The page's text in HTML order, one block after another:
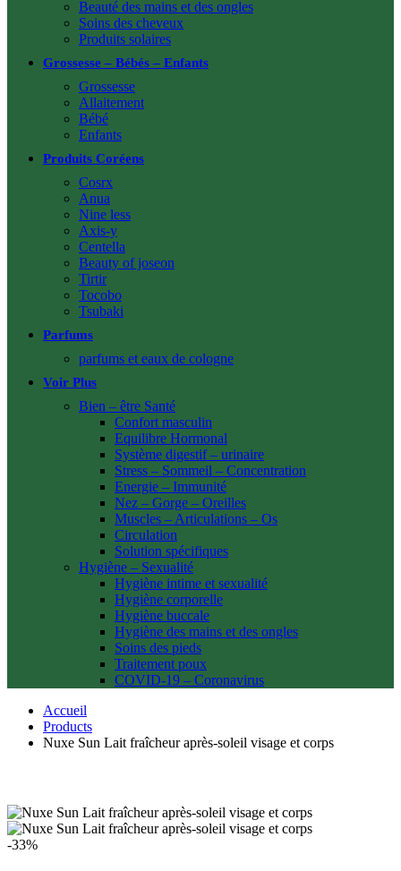
Beauté des mains et des ongles
Soins des cheveux
Produits solaires
Grossesse – Bébés – Enfants
Grossesse
Allaitement
Bébé
Enfants
Produits Coréens
Cosrx
Anua
Nine less
Axis-y
Centella
Beauty of joseon
Tirtir
Tocobo
Tsubaki
Parfums
parfums et eaux de cologne
Voir Plus
Bien – être Santé
Confort masculin
Equilibre Hormonal
Système digestif – urinaire
Stress – Sommeil – Concentration
Energie – Immunité
Nez – Gorge – Oreilles
Muscles – Articulations – Os
Circulation
Solution spécifiques
Hygiène – Sexualité
Hygiène intime et sexualité
Hygiène corporelle
Hygiène buccale
Hygiène des mains et des ongles
Soins des pieds
Traitement poux
COVID-19 – Coronavirus
Accueil
Products
Nuxe Sun Lait fraîcheur après-soleil visage et corps
-33%